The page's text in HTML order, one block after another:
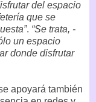
del espacio
que se
. “Se trata, -
un espacio
donde disfrutar
apoyará también